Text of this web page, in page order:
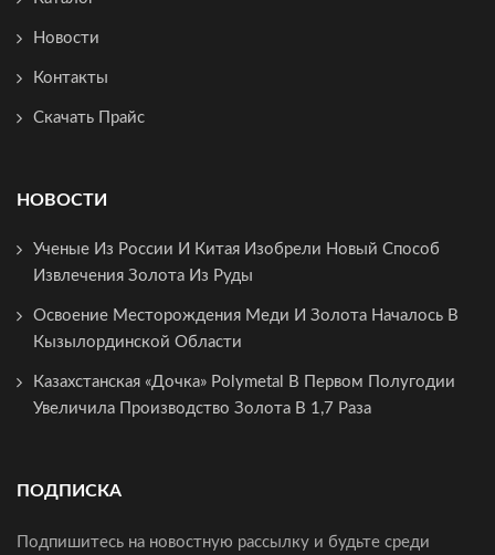
Новости
Контакты
Скачать Прайс
НОВОСТИ
Ученые Из России И Китая Изобрели Новый Способ
Извлечения Золота Из Руды
Освоение Месторождения Меди И Золота Началось В
Кызылординской Области
Казахстанская «дочка» Polymetal В Первом Полугодии
Увеличила Производство Золота В 1,7 Раза
ПОДПИСКА
Подпишитесь на новостную рассылку и будьте среди